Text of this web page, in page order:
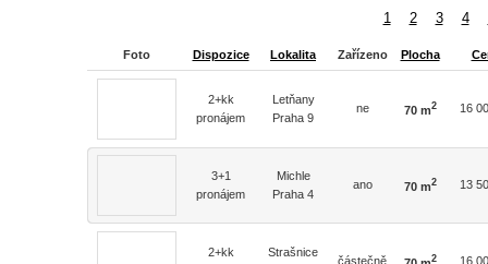
1 2 3 4
Foto Dispozice Lokalita Zařízeno Plocha
2+kk
pronájem
Letňany
Praha 9
ne 70 m2 16
3+1
pronájem
Michle
Praha 4
ano 70 m2 13
2+kk
Strašnice
částečně 2 16